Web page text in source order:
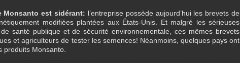
Monsanto est sidérant: l’entreprise possède aujourd’hui les brevets de
modifiées plantées aux États-Unis. Et malgré les sérieuses
santé publique et de sécurité environnementale, ces mêmes brevets
et agriculteurs de tester les semences! Néanmoins, quelques pays ont
produits Monsanto.